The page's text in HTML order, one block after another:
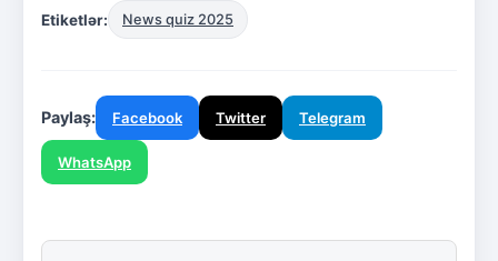
Etiketlər: News quiz 2025
Paylaş: Facebook Twitter Telegram
WhatsApp